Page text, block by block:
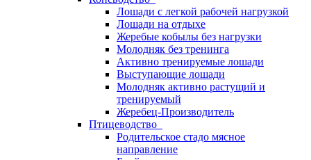
Лошади с легкой рабочей нагрузкой
Лошади на отдыхе
Жеребые кобылы без нагрузки
Молодняк без тренинга
Активно тренируемые лошади
Выступающие лошади
Молодняк активно растущий и
тренируемый
Жеребец-Производитель
Птицеводство
Родительское стадо мясное
направление